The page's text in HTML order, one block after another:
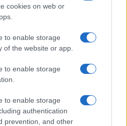
cookies on web or
to enable storage
of the website or app.
to enable storage
to enable storage
authentication
prevention, and other
e classifiche su
motori, Formula 1,
news dalle competizioni
in tempo reale di tutte
gli appassionati di